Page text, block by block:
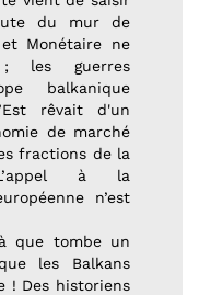
du mur de
et Monétaire ne
les guerres
balkanique
rêvait d'un
de marché
fractions de la
à la
n’est
que tombe un
les Balkans
! Des historiens